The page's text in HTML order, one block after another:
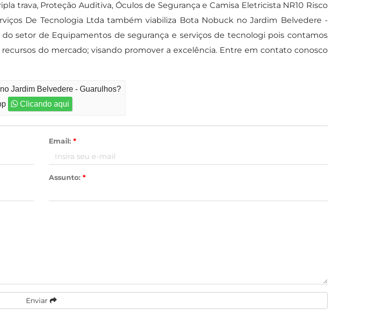
trava, Proteção Auditiva, Óculos de Segurança e Camisa Eletricista NR10 Risco
De Tecnologia Ltda também viabiliza Bota Nobuck no Jardim Belvedere -
setor de Equipamentos de segurança e serviços de tecnologi pois contamos
do mercado; visando promover a excelência. Entre em contato conosco
Jardim Belvedere - Guarulhos?
Clicando aqui
Email: *
Assunto: *
Enviar